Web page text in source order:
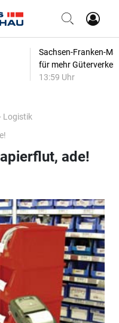
Sachsen-Franken-
für mehr
13:59 Uhr
Logistik
ade!